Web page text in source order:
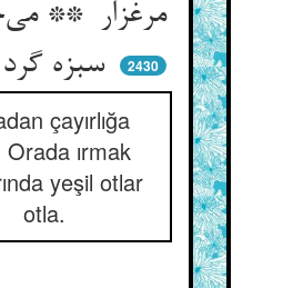
مرغزار **
سبزه گرد جویبار
2430
çayırlığa
ırmak
yeşil otlar
otla.